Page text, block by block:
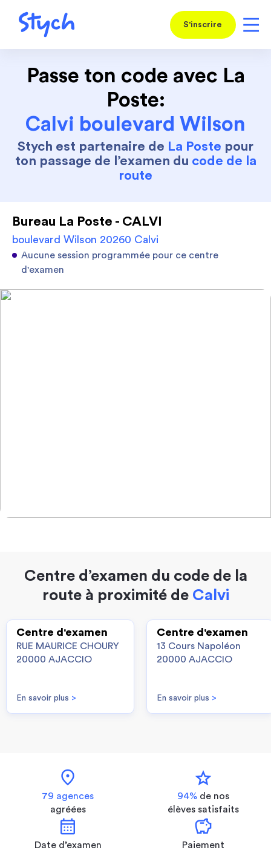
S'inscrire
Passe ton code avec La
Poste:
Calvi boulevard Wilson
Stych est partenaire de La Poste pour
ton passage de l’examen du code de la
route
Bureau La Poste - CALVI
boulevard Wilson 20260 Calvi
Aucune session programmée pour ce centre
d'examen
Centre d’examen du code de la
route à proximité de Calvi
Centre d'examen
RUE MAURICE CHOURY
20000 AJACCIO
En savoir plus >
Centre d'examen
13 Cours Napoléon
20000 AJACCIO
En savoir plus >
location_on
79 agences
agréées
star
94% de nos
élèves satisfaits
calendar_month
Date d’examen
savings
Paiement